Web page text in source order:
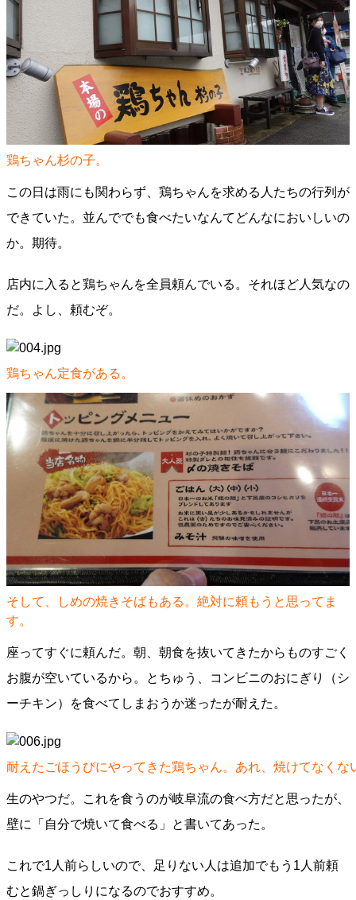
鶏ちゃん杉の子。
この日は雨にも関わらず、鶏ちゃんを求める人たちの行列が
できていた。並んででも食べたいなんてどんなにおいしいの
か。期待。
店内に入ると鶏ちゃんを全員頼んでいる。それほど人気なの
だ。よし、頼むぞ。
鶏ちゃん定食がある。
そして、しめの焼きそばもある。絶対に頼もうと思ってま
す。
座ってすぐに頼んだ。朝、朝食を抜いてきたからものすごく
お腹が空いているから。とちゅう、コンビニのおにぎり（シ
ーチキン）を食べてしまおうか迷ったが耐えた。
耐えたごほうびにやってきた鶏ちゃん。あれ、焼けてなくな
生のやつだ。これを食うのが岐阜流の食べ方だと思ったが、
壁に「自分で焼いて食べる」と書いてあった。
これで1人前らしいので、足りない人は追加でもう1人前頼
むと鍋ぎっしりになるのでおすすめ。